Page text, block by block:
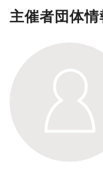
主催者団体情